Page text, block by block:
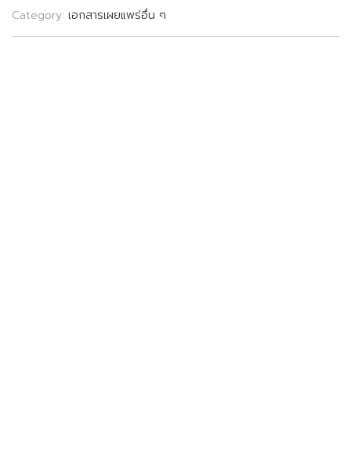
Category: เอกสารเผยแพร่อื่น ๆ